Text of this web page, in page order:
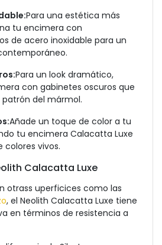
Para una estética más
tu encimera con
de acero inoxidable para un
Para un look dramático,
con gabinetes oscuros que
del mármol.
Añade un toque de color a tu
tu encimera Calacatta Luxe
colores vivos.
Calacatta Luxe
otrass uperficices como las
, el Neolith Calacatta Luxe tiene
en términos de resistencia a